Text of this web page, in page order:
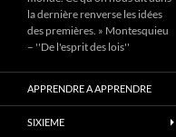
la dernière renverse les idées
des premières. » Montesquieu
– ''De l'esprit des lois''
APPRENDRE A APPRENDRE
SIXIEME